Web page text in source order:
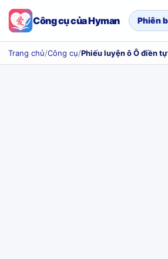
Công cụ của Hyman Phiên
Trang chủ/Công cụ/Phiếu luyện ô Ô điền tự